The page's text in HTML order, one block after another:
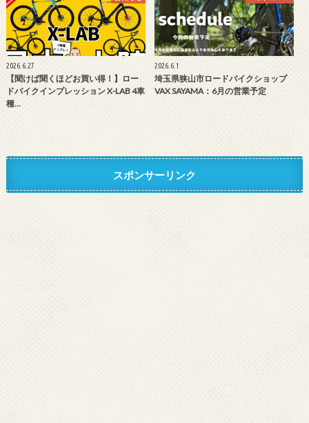
2026.6.27
【聞けば聞くほどお買い得！】ロー
ドバイクインプレッション X-LAB 4車
種…
2026.6.1
埼玉県狭山市ロードバイクショップ
VAX SAYAMA：6月の営業予定
スポンサーリンク